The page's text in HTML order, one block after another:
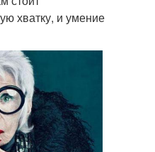
хватку, и умение